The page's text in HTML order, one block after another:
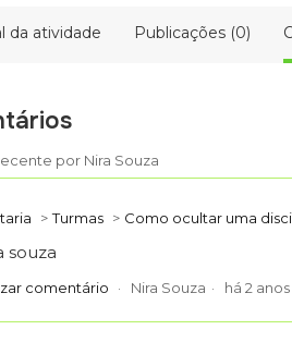
da atividade Publicações (0)
por Nira Souza
Turmas Como ocultar uma
souza
comentário Nira Souza há 2 anos